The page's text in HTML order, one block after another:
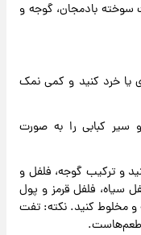
بادمجان، گوجه و
یا خرد کنید و کمی نمک
سیر کبابی را به صورت
و ترکیب گوجه، فلفل و
فلفل سیاه، فلفل قرمز و پول
و مخلوط کنید. نکته: تفت
طعم‌هاست.